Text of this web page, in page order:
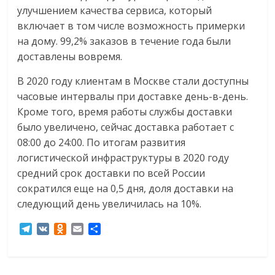
улучшением качества сервиса, который
включает в том числе возможность примерки
на дому. 99,2% заказов в течение года были
доставлены вовремя.
В 2020 году клиентам в Москве стали доступны
часовые интервалы при доставке день-в-день.
Кроме того, время работы службы доставки
было увеличено, сейчас доставка работает с
08:00 до 24:00. По итогам развития
логистической инфраструктуры в 2020 году
средний срок доставки по всей России
сократился еще на 0,5 дня, доля доставки на
следующий день увеличилась на 10%.
T
O